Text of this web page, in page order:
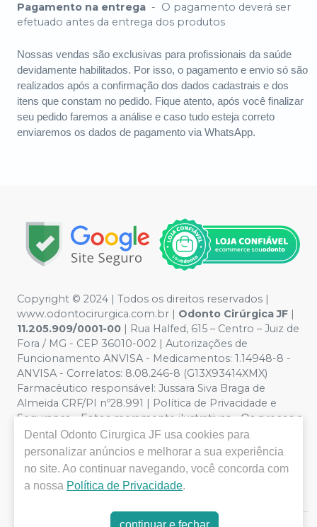
Pagamento na entrega - O pagamento deverá ser
efetuado antes da entrega dos produtos
Nossas vendas são exclusivas para profissionais da saúde
devidamente habilitados. Por isso, o pagamento e envio só são
realizados após a confirmação dos dados cadastrais e dos
itens que constam no pedido. Fique atento, após você finalizar
seu pedido faremos a análise e caso tudo esteja correto
enviaremos os dados de pagamento via WhatsApp.
Copyright © 2024 | Todos os direitos reservados |
www.odontocirurgica.com.br | Odonto Cirúrgica JF |
11.205.909/0001-00 | Rua Halfed, 615 – Centro – Juiz de
Fora / MG - CEP 36010-002 | Autorizações de
Funcionamento ANVISA - Medicamentos: 1.14948-8 -
ANVISA - Correlatos: 8.08.246-8 (G13X93414XMX)
Farmacêutico responsável: Jussara Siva Braga de
Almeida CRF/PI nº28.991 | Política de Privacidade e
Segurança - Fotos meramente ilustrativas - Os preços e
condições da loja virtual estão sujeitos a alterações. Em
caso de divergência de preços no site, o valor válido é o
do Carrinho de Compra. Não vendemos por atacado
por isso nos reservamos o direito de não atender
compras de grandes volumes pelo site.
Dental Odonto Cirurgica JF usa cookies para
personalizar anúncios e melhorar a sua experiência
no site. Ao continuar navegando, você concorda com
a nossa Política de Privacidade.
continuar e fechar